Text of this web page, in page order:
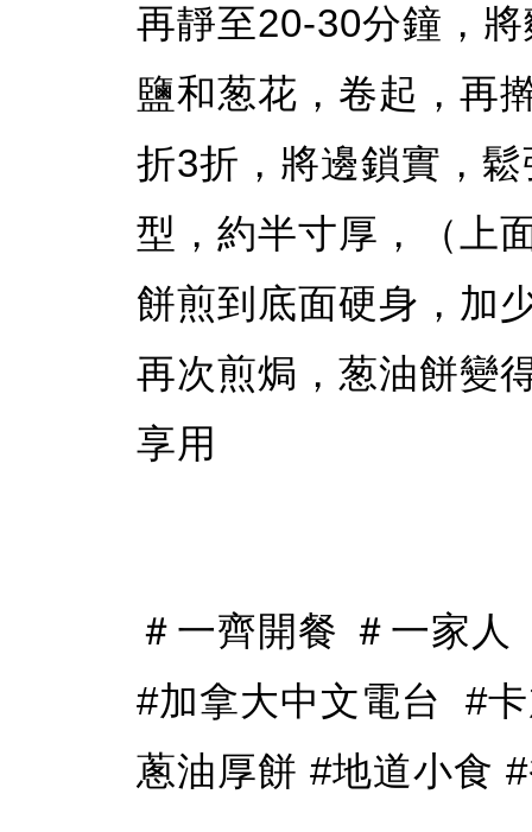
再靜至20-30分鐘，
鹽和葱花，卷起，再
折3折，將邊鎖實，
型，約半寸厚，（上
餅煎到底面硬身，加
再次煎焗，葱油餅變
享用
＃一齊開餐 ＃一家
#加拿大中文電台 #
蔥油厚餅 #地道小食